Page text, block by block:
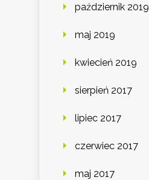
październik 2019
maj 2019
kwiecień 2019
sierpień 2017
lipiec 2017
czerwiec 2017
maj 2017